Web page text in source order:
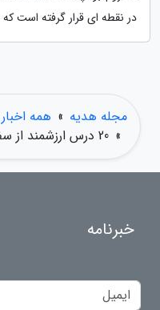
در نقطه ای قرار گرفته است که تنها 300 متر از موزه ملی
مجله هدیه » همه
» 20 درس ارزشمند از سفر
خبرنامه